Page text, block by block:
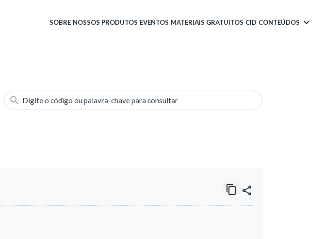
SOBRE NOSSOS PRODUTOS EVENTOS MATERIAIS GRATUITOS CID CONTEÚDOS
Digite o código ou palavra-chave para consultar